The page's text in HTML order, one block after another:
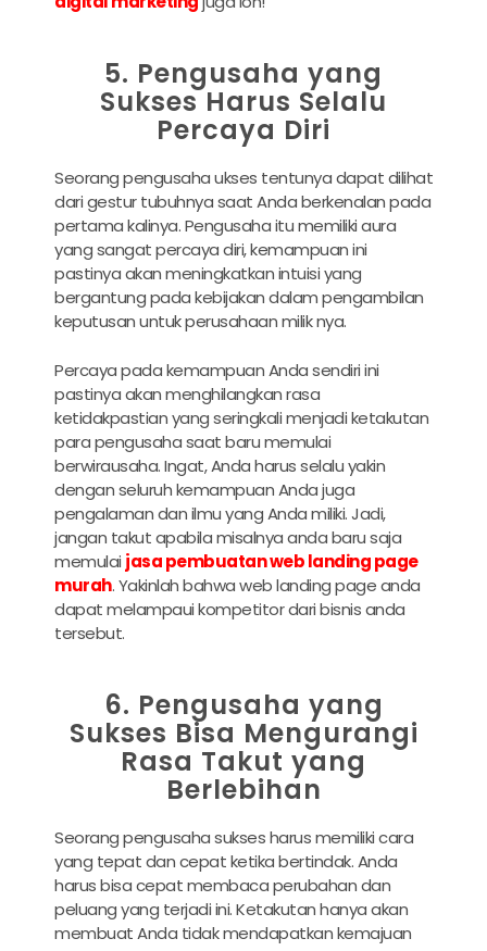
5. Pengusaha yang
Sukses Harus Selalu
Percaya Diri
Seorang pengusaha ukses tentunya dapat dilihat
dari gestur tubuhnya saat Anda berkenalan pada
pertama kalinya. Pengusaha itu memiliki aura
yang sangat percaya diri, kemampuan ini
pastinya akan meningkatkan intuisi yang
bergantung pada kebijakan dalam pengambilan
keputusan untuk perusahaan milik nya.
Percaya pada kemampuan Anda sendiri ini
pastinya akan menghilangkan rasa
ketidakpastian yang seringkali menjadi ketakutan
para pengusaha saat baru memulai
berwirausaha. Ingat, Anda harus selalu yakin
dengan seluruh kemampuan Anda juga
pengalaman dan ilmu yang Anda miliki. Jadi,
jangan takut apabila misalnya anda baru saja
memulai jasa pembuatan web landing page
murah. Yakinlah bahwa web landing page anda
dapat melampaui kompetitor dari bisnis anda
tersebut.
6. Pengusaha yang
Sukses Bisa Mengurangi
Rasa Takut yang
Berlebihan
Seorang pengusaha sukses harus memiliki cara
yang tepat dan cepat ketika bertindak. Anda
harus bisa cepat membaca perubahan dan
peluang yang terjadi ini. Ketakutan hanya akan
membuat Anda tidak mendapatkan kemajuan